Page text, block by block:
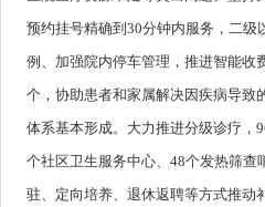
预约挂号精确到30分钟内服务，二
例、加强院内停车管理，推进智能收
个，协助患者和家属解决因疾病导致
体系基本形成。大力推进分级诊疗，
个社区卫生服务中心、48个发热筛查
驻、定向培养、退休返聘等方式推动